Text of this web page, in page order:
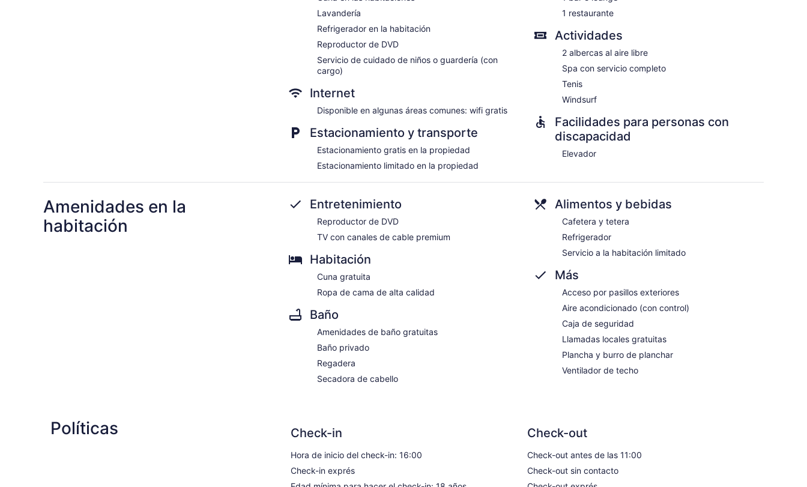
Restaurante
Silverpoint Hotel tiene 58 opciones de hospedaje con aire acondicionado, acceso por pasillos exteriores,
reproductor de DVD y caja de seguridad. Las habitaciones tienen patio. Las camas están equipadas con ropa de
cama de alta calidad. Se ofrecen refrigerador y cafetera y tetera.
Los baños están equipados con regadera, amenidades de baño gratuitas y secadora de cabello. Se ofrece
televisión con canales por cable premium. Las habitaciones también incluyen tabla de planchar con plancha y
ventilador de techo. Se ofrece servicio de limpieza todos los días y es posible solicitar masajes en la habitación.
Los huéspedes pueden disfrutar de una visita al spa de servicio completo de este hotel. Se ofrecen servicios como
masajes.
Lavandería
Refrigerador en la habitación
Reproductor de DVD
Servicio de cuidado de niños o guardería (con
cargo)
Internet
Disponible en algunas áreas comunes: wifi gratis
Estacionamiento y transporte
Estacionamiento gratis en la propiedad
Estacionamiento limitado en la propiedad
1 restaurante
Actividades
2 albercas al aire libre
Spa con servicio completo
Tenis
Windsurf
Facilidades para personas con
discapacidad
Elevador
Amenidades en la
habitación
Entretenimiento
Reproductor de DVD
TV con canales de cable premium
Habitación
Cuna gratuita
Ropa de cama de alta calidad
Baño
Amenidades de baño gratuitas
Baño privado
Regadera
Secadora de cabello
Alimentos y bebidas
Cafetera y tetera
Refrigerador
Servicio a la habitación limitado
Más
Acceso por pasillos exteriores
Aire acondicionado (con control)
Caja de seguridad
Llamadas locales gratuitas
Plancha y burro de planchar
Ventilador de techo
Políticas Check-in
Hora de inicio del check-in: 16:00
Check-in exprés
Check-out
Check-out antes de las 11:00
Check-out sin contacto